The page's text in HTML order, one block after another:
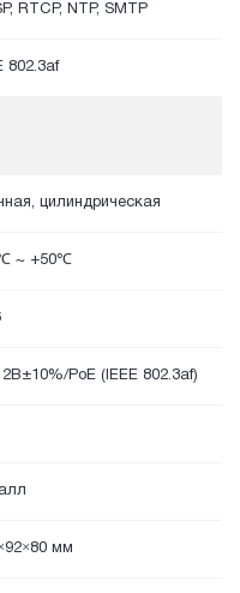
RTCP, NTP, SMTP
802.3af
цилиндрическая
~ +50℃
PoE (IEEE 802.3af)
мм